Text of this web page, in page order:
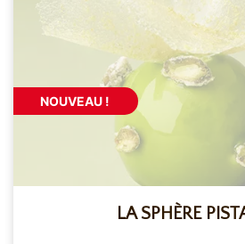
NOUVEAU !
LA SPHÈRE